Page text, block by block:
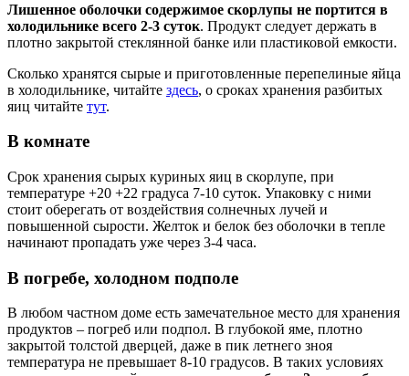
Лишенное оболочки содержимое скорлупы не портится в
холодильнике всего 2-3 суток. Продукт следует держать в
плотно закрытой стеклянной банке или пластиковой емкости.
Сколько хранятся сырые и приготовленные перепелиные яйца
в холодильнике, читайте здесь, о сроках хранения разбитых
яиц читайте тут.
В комнате
Срок хранения сырых куриных яиц в скорлупе, при
температуре +20 +22 градуса 7-10 суток. Упаковку с ними
стоит оберегать от воздействия солнечных лучей и
повышенной сырости. Желток и белок без оболочки в тепле
начинают пропадать уже через 3-4 часа.
В погребе, холодном подполе
В любом частном доме есть замечательное место для хранения
продуктов – погреб или подпол. В глубокой яме, плотно
закрытой толстой дверцей, даже в пик летнего зноя
температура не превышает 8-10 градусов. В таких условиях